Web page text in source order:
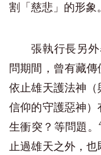
割「慈悲」的形象。
張執行長另
問期間，曾有藏
依止雄天護法神
信仰的守護惡神
生衝突？等問題。
止過雄天之外，